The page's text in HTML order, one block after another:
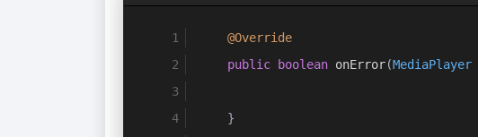
@Override
public
boolean onError(MediaPlayer
}